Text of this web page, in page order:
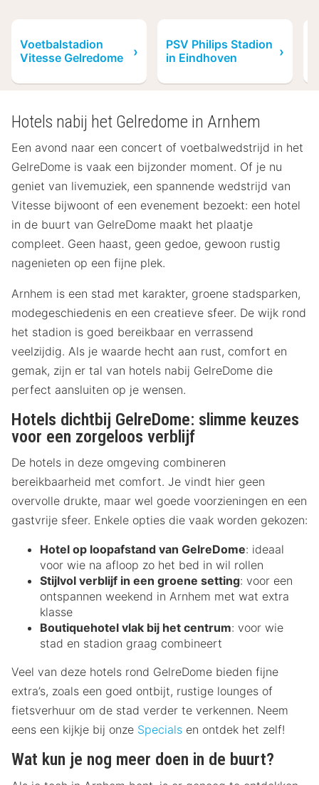
Voetbalstadion
Vitesse Gelredome
PSV Philips Stadion
in Eindhoven
Hotels nabij het Gelredome in Arnhem
Een avond naar een concert of voetbalwedstrijd in het
GelreDome is vaak een bijzonder moment. Of je nu
geniet van livemuziek, een spannende wedstrijd van
Vitesse bijwoont of een evenement bezoekt: een hotel
in de buurt van GelreDome maakt het plaatje
compleet. Geen haast, geen gedoe, gewoon rustig
nagenieten op een fijne plek.
Arnhem is een stad met karakter, groene stadsparken,
modegeschiedenis en een creatieve sfeer. De wijk rond
het stadion is goed bereikbaar en verrassend
veelzijdig. Als je waarde hecht aan rust, comfort en
gemak, zijn er tal van hotels nabij GelreDome die
perfect aansluiten op je wensen.
Hotels dichtbij GelreDome: slimme keuzes
voor een zorgeloos verblijf
De hotels in deze omgeving combineren
bereikbaarheid met comfort. Je vindt hier geen
overvolle drukte, maar wel goede voorzieningen en een
gastvrije sfeer. Enkele opties die vaak worden gekozen:
Hotel op loopafstand van GelreDome: ideaal
voor wie na afloop zo het bed in wil rollen
Stijlvol verblijf in een groene setting: voor een
ontspannen weekend in Arnhem met wat extra
klasse
Boutiquehotel vlak bij het centrum: voor wie
stad en stadion graag combineert
Veel van deze hotels rond GelreDome bieden fijne
extra’s, zoals een goed ontbijt, rustige lounges of
fietsverhuur om de stad verder te verkennen. Neem
eens een kijkje bij onze Specials en ontdek het zelf!
Wat kun je nog meer doen in de buurt?